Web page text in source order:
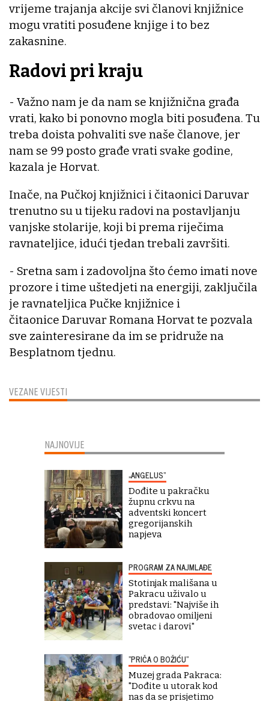
VEZANE VIJESTI
vrijeme trajanja akcije svi članovi knjižnice
mogu vratiti posuđene knjige i to bez
zakasnine.
Radovi pri kraju
- Važno nam je da nam se knjižnična građa
vrati, kako bi ponovno mogla biti posuđena. Tu
treba doista pohvaliti sve naše članove, jer
nam se 99 posto građe vrati svake godine,
kazala je Horvat.
Inače, na Pučkoj knjižnici i čitaonici Daruvar
trenutno su u tijeku radovi na postavljanju
vanjske stolarije, koji bi prema riječima
ravnateljice, idući tjedan trebali završiti.
- Sretna sam i zadovoljna što ćemo imati nove
prozore i time uštedjeti na energiji, zaključila
je ravnateljica Pučke knjižnice i
čitaonice Daruvar Romana Horvat te pozvala
sve zainteresirane da im se pridruže na
Besplatnom tjednu.
NAJNOVIJE
„ANGELUS“
Dođite u pakračku
župnu crkvu na
adventski koncert
gregorijanskih
napjeva
PROGRAM ZA NAJMLAĐE
Stotinjak mališana u
Pakracu uživalo u
predstavi: "Najviše ih
obradovao omiljeni
svetac i darovi"
"PRIČA O BOŽIĆU"
Muzej grada Pakraca:
"Dođite u utorak kod
nas da se prisjetimo